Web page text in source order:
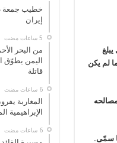
لم يكن
سمّى.
خطيب جمعة
إيران
من البحر
اليمن يطوّق
قاتلة
‏6 ساعات مضت
المغاربة
الإبراهيمية
‏6 ساعات مضت